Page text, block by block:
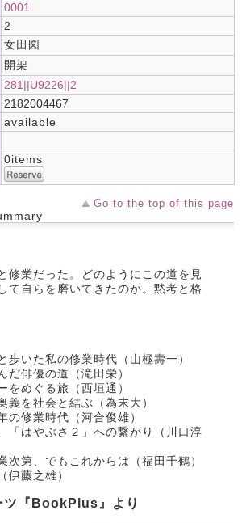
0001
2
女田図
開架
281||U9226||2
2182004467
available
0items
Go to the top of this page
修業だった。どのようにこの道を見
て自らを磨いてきたのか。黙考と格
歩いた私の修業時代（山極壽一）
だ俳優の道（滝田栄）
をめぐる旅（西垣通）
義を社会と結ぶ（為末大）
の修業時代（河合俊雄）
「はやぶさ２」への繋がり（川口淳
次第、でもこれからは（福田千鶴）
伊藤之雄）
ツ『BookPlus』より